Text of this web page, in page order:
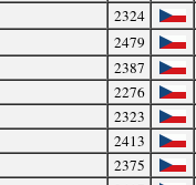
2324
2479
2387
2276
2323
2413
2375